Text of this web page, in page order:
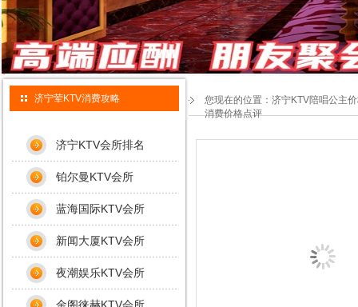
您现在的位置： 济宁KTV陪唱公主
消费价格点评
济宁荤KTV消费攻略
济宁KTV会所排名
铂尔曼KTV会所
蓝海国际KTV会所
新闻大厦KTV会所
夜潮娱乐KTV会所